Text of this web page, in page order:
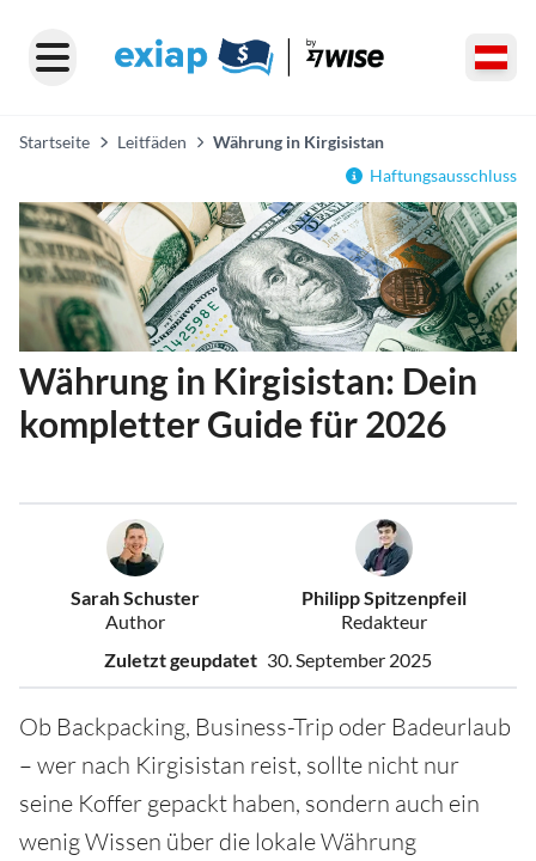
Startseite Leitfäden
Währung in Kirgisistan
Haftungsausschluss
Währung in Kirgisistan: Dein
kompletter Guide für 2026
Sarah Schuster
Author
Philipp Spitzenpfeil
Redakteur
Zuletzt geupdatet 30. September 2025
Ob Backpacking, Business-Trip oder Badeurlaub
– wer nach Kirgisistan reist, sollte nicht nur
seine Koffer gepackt haben, sondern auch ein
wenig Wissen über die lokale Währung